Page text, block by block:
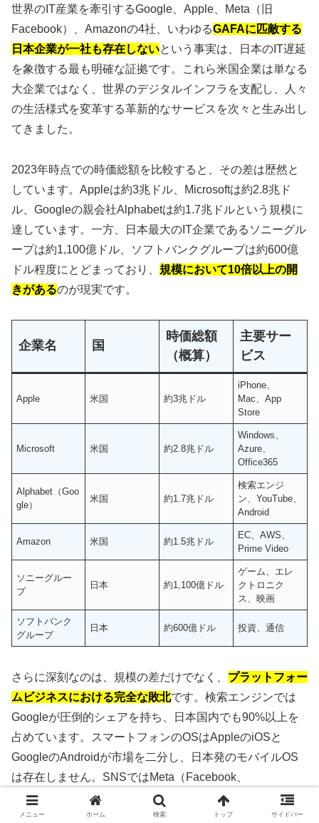
世界のIT産業を牽引するGoogle、Apple、Meta（旧
Facebook）、Amazonの4社、いわゆるGAFAに匹敵する
日本企業が一社も存在しないという事実は、日本のIT遅延
を象徴する最も明確な証拠です。これら米国企業は単なる
大企業ではなく、世界のデジタルインフラを支配し、人々
の生活様式を変革する革新的なサービスを次々と生み出し
てきました。
2023年時点での時価総額を比較すると、その差は歴然と
しています。Appleは約3兆ドル、Microsoftは約2.8兆ド
ル、Googleの親会社Alphabetは約1.7兆ドルという規模に
達しています。一方、日本最大のIT企業であるソニーグル
ープは約1,100億ドル、ソフトバンクグループは約600億
ドル程度にとどまっており、 規模において10倍以上の開
きがあるのが現実です。
企業名 国
時価総額
（概算）
主要サー
ビス
Apple 米国 約3兆ドル
iPhone、
Mac、App
Store
Microsoft 米国 約2.8兆ドル
Windows、
Azure、
Office365
Alphabet（Goo
gle）
米国 約1.7兆ドル
検索エンジ
ン、YouTube、
Android
Amazon 米国 約1.5兆ドル
EC、AWS、
Prime Video
ソニーグルー
プ
日本 約1,100億ドル
ゲーム、エレ
クトロニク
ス、映画
ソフトバンク
グループ
日本 約600億ドル 投資、通信
さらに深刻なのは、規模の差だけでなく、 プラットフォー
ムビジネスにおける完全な敗北です。検索エンジンでは
Googleが圧倒的シェアを持ち、日本国内でも90%以上を
占めています。スマートフォンのOSはAppleのiOSと
GoogleのAndroidが市場を二分し、日本発のモバイルOS
は存在しません。SNSではMeta（Facebook、
Instagram）、X（旧Twitter）が主流であり、動画配信では
YouTubeが支配的地位を確立しています。
メニュー ホーム 検索 トップ サイドバー